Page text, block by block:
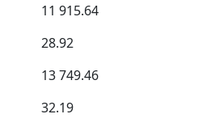
11 915.64
28.92
13 749.46
32.19